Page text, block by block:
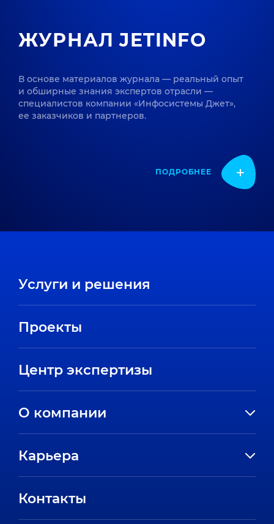
ЖУРНАЛ JETINFO
В основе материалов журнала — реальный опыт
и обширные знания экспертов отрасли —
специалистов компании «Инфосистемы Джет»,
ее заказчиков и партнеров.
ПОДРОБНЕЕ
Услуги и решения
Проекты
Центр экспертизы
О компании
Направления
Карьера
Стажировки
Контакты